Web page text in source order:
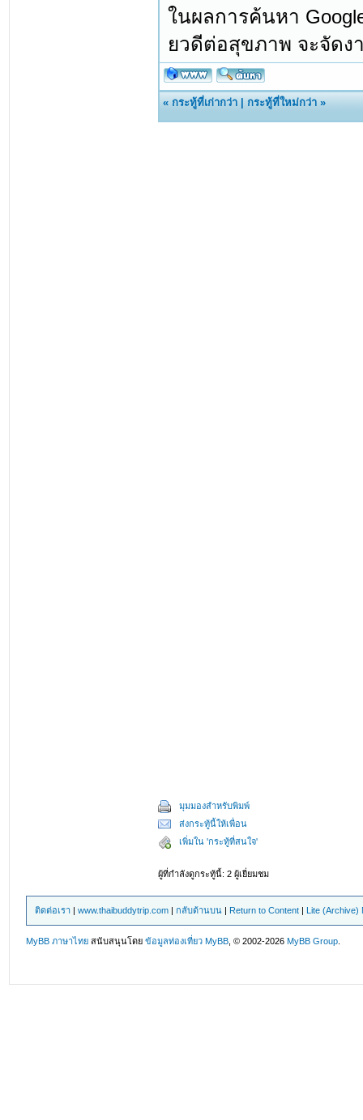
ในผลการค้นหา
ยวดีต่อสุขภาพ จะจัดง
«กระทู้ที่เก่ากว่า |กระทู้ที่ใหม่กว่า »
มุมมองสำหรับพิมพ์
ส่งกระทู้นี้ให้เพื่อน
เพิ่มใน 'กระทู้ที่สนใจ'
ผู้ที่กำลังดูกระทู้นี้: 2 ผู้เยี่ยมชม
ติดต่อเรา |www.thaibuddytrip.com |กลับด้านบน | Return to Content | Lite (Archive)
MyBB ภาษาไทย สนับสนุนโดยข้อมูลท่องเที่ยว MyBB , © 2002-2026MyBB Group